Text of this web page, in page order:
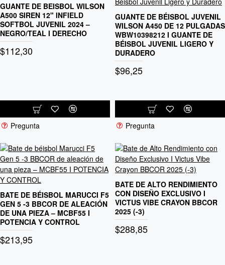
GUANTE DE BEISBOL WILSON
A500 SIREN 12" INFIELD
SOFTBOL JUVENIL 2024 –
NEGRO/TEAL I DERECHO
$112,30
Pregunta
GUANTE DE BÉISBOL JUVENIL
WILSON A450 DE 12 PULGADAS
WBW10398212 I GUANTE DE
BÉISBOL JUVENIL LIGERO Y
DURADERO
$96,25
Pregunta
BATE DE BÉISBOL MARUCCI F5
GEN 5 -3 BBCOR DE ALEACIÓN
DE UNA PIEZA – MCBF55 I
POTENCIA Y CONTROL
$213,95
BATE DE ALTO RENDIMIENTO
CON DISEÑO EXCLUSIVO I
VICTUS VIBE CRAYON BBCOR
2025 (-3)
$288,85